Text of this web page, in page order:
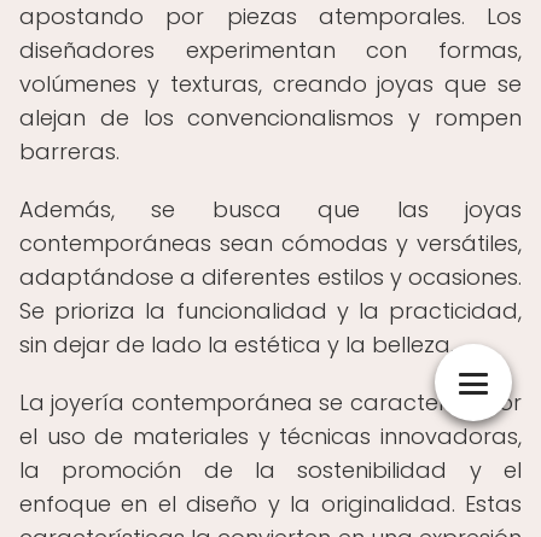
apostando por piezas atemporales. Los
diseñadores experimentan con formas,
volúmenes y texturas, creando joyas que se
alejan de los convencionalismos y rompen
barreras.
Además, se busca que las joyas
contemporáneas sean cómodas y versátiles,
adaptándose a diferentes estilos y ocasiones.
Se prioriza la funcionalidad y la practicidad,
sin dejar de lado la estética y la belleza.
La joyería contemporánea se caracteriza por
el uso de materiales y técnicas innovadoras,
la promoción de la sostenibilidad y el
enfoque en el diseño y la originalidad. Estas